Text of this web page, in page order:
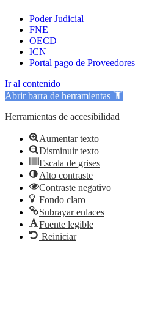
Poder Judicial
FNE
OECD
ICN
Portal pago de Proveedores
Ir al contenido
Abrir barra de herramientas
Herramientas de accesibilidad
Aumentar texto
Disminuir texto
Escala de grises
Alto contraste
Contraste negativo
Fondo claro
Subrayar enlaces
Fuente legible
Reiniciar